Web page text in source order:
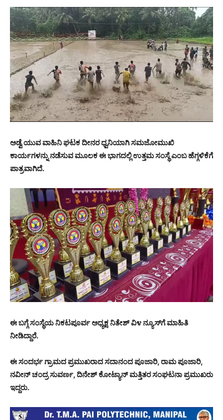
ಅಡ್ವೆ ಯುವ ವಾಹಿನಿ ಘಟಕ ದೀನರ ಧ್ವನಿಯಾಗಿ ಸಮಜೋಮುಖಿ
ಕಾರ್ಯಗಳನ್ನು ನಡೆಸುವ ಮೂಲಕ ಈ ಭಾಗದಲ್ಲಿ ಉತ್ತಮ ಸಂಸ್ಥೆ ಎಂಬ ಹೆಗ್ಗಳಿಕೆಗೆ
ಪಾತ್ರವಾಗಿದೆ.
ಈ ಬಗ್ಗೆ ಸಂಸ್ಥೆಯ ನಿಕಟಪೂರ್ವ ಅಧ್ಯಕ್ಷ ನಿತೇಶ್ ವಿ೪ ನ್ಯೂಸ್‌ಗೆ ಮಾಹಿತಿ
ನೀಡಿದ್ದಾರೆ.
ಈ ಸಂದರ್ಭ ಗ್ರಾಮದ ಪ್ರಮುಖರಾದ ಸದಾನಂದ ಪೂಜಾರಿ, ರಾಮ ಪೂಜಾರಿ,
ನವೀನ್ ಚಂದ್ರ ಸುವರ್ಣ, ದಿನೇಶ್ ಕೋಟ್ಯಾನ್ ಮತ್ತಿತರ ಸಂಘಟನಾ ಪ್ರಮುಖರು
ಇದ್ದರು.